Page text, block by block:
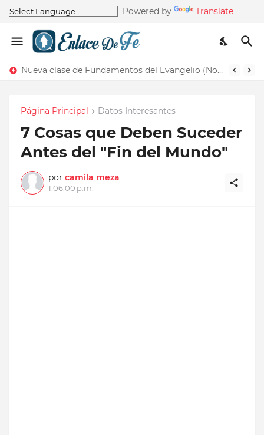
Powered by Translate
Nueva clase de Fundamentos del Evangelio (Nos recuerda la de Principios del Evangelio)
Página Principal Datos Interesantes
7 Cosas que Deben Suceder
Antes del "Fin del Mundo"
por camila meza
1:06:00 p.m.